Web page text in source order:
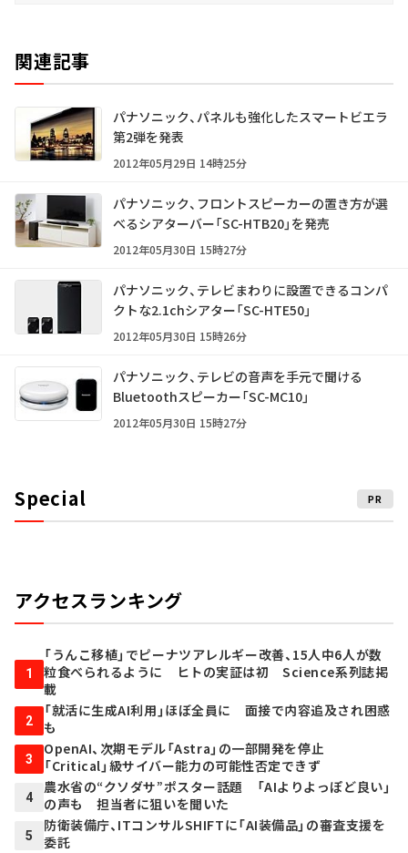
関連記事
パナソニック、パネルも強化したスマートビエラ
第2弾を発表
2012年05月29日 14時25分
パナソニック、フロントスピーカーの置き方が選
べるシアターバー「SC-HTB20」を発売
2012年05月30日 15時27分
パナソニック、テレビまわりに設置できるコンパ
クトな2.1chシアター「SC-HTE50」
2012年05月30日 15時26分
パナソニック、テレビの音声を手元で聞ける
Bluetoothスピーカー「SC-MC10」
2012年05月30日 15時27分
Special PR
アクセスランキング
1
「うんこ移植」でピーナツアレルギー改善、15人中6人が数
粒食べられるように ヒトの実証は初 Science系列誌掲
載
2
「就活に生成AI利用」ほぼ全員に 面接で内容追及され困惑
も
3
OpenAI、次期モデル「Astra」の一部開発を停止
「Critical」級サイバー能力の可能性否定できず
4
農水省の“クソダサ”ポスター話題 「AIよりよっぽど良い」
の声も 担当者に狙いを聞いた
5
防衛装備庁、ITコンサルSHIFTに「AI装備品」の審査支援を
委託